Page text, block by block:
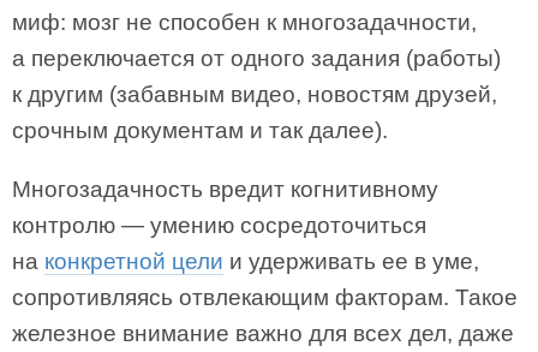
миф: мозг не способен к многозадачности,
а переключается от одного задания (работы)
к другим (забавным видео, новостям друзей,
срочным документам и так далее).
Многозадачность вредит когнитивному
контролю — умению сосредоточиться
на конкретной цели и удерживать ее в уме,
сопротивляясь отвлекающим факторам. Такое
железное внимание важно для всех дел, даже